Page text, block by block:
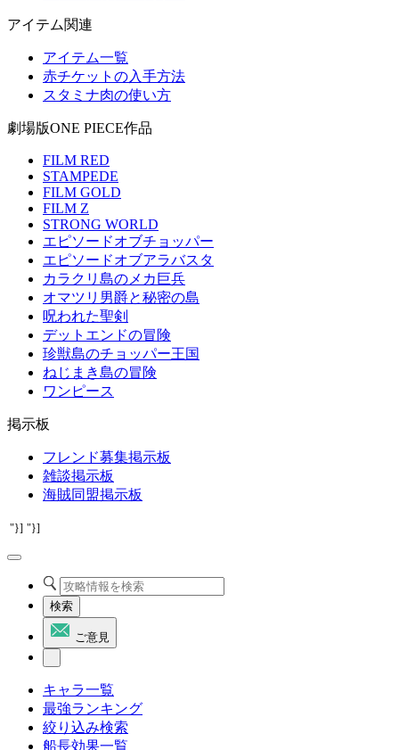
アイテム関連
アイテム一覧
赤チケットの入手方法
スタミナ肉の使い方
劇場版ONE PIECE作品
FILM RED
STAMPEDE
FILM GOLD
FILM Z
STRONG WORLD
エピソードオブチョッパー
エピソードオブアラバスタ
カラクリ島のメカ巨兵
オマツリ男爵と秘密の島
呪われた聖剣
デットエンドの冒険
珍獣島のチョッパー王国
ねじまき島の冒険
ワンピース
掲示板
フレンド募集掲示板
雑談掲示板
海賊同盟掲示板
"}] "}]
検索
ご意見
キャラ一覧
最強ランキング
絞り込み検索
船長効果一覧